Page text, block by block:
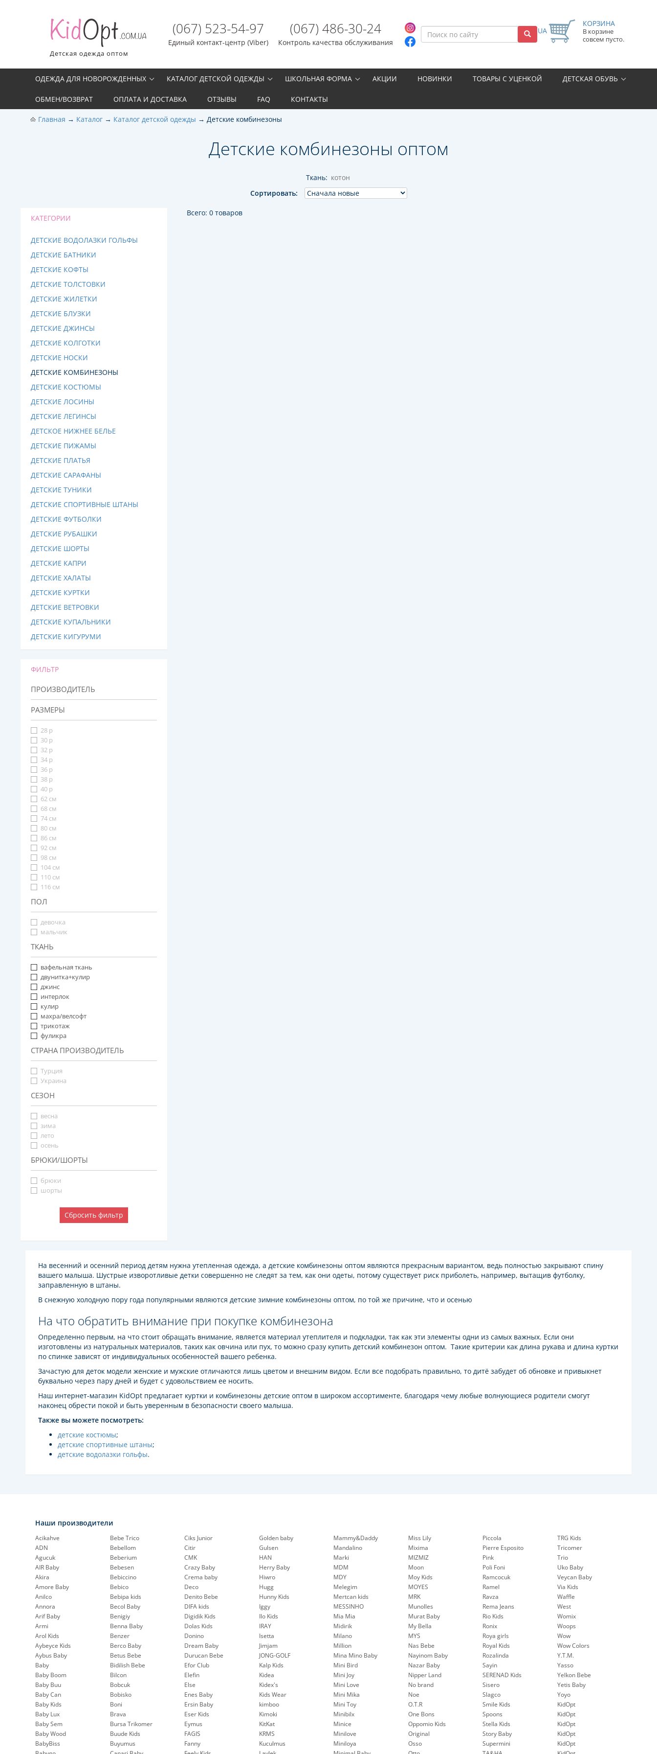
Детская одежда оптом
(067) 523-54-97
Единый контакт-центр (Viber)
(067) 486-30-24
Контроль качества обслуживания
UA
КОРЗИНА
В корзине
совсем пусто.
ОДЕЖДА ДЛЯ НОВОРОЖДЕННЫХ КАТАЛОГ ДЕТСКОЙ ОДЕЖДЫ ШКОЛЬНАЯ ФОРМА АКЦИИ НОВИНКИ ТОВАРЫ С УЦЕНКОЙ ДЕТСКАЯ ОБУВЬ
ОБМЕН/ВОЗВРАТ ОПЛАТА И ДОСТАВКА ОТЗЫВЫ FAQ КОНТАКТЫ
Главная Каталог Каталог детской одежды Детские комбинезоны
Детские комбинезоны оптом
Ткань: котон
Сортировать:
КАТЕГОРИИ
ДЕТСКИЕ ВОДОЛАЗКИ ГОЛЬФЫ
ДЕТСКИЕ БАТНИКИ
ДЕТСКИЕ КОФТЫ
ДЕТСКИЕ ТОЛСТОВКИ
ДЕТСКИЕ ЖИЛЕТКИ
ДЕТСКИЕ БЛУЗКИ
ДЕТСКИЕ ДЖИНСЫ
ДЕТСКИЕ КОЛГОТКИ
ДЕТСКИЕ НОСКИ
ДЕТСКИЕ КОМБИНЕЗОНЫ
ДЕТСКИЕ КОСТЮМЫ
ДЕТСКИЕ ЛОСИНЫ
ДЕТСКИЕ ЛЕГИНСЫ
ДЕТСКОЕ НИЖНЕЕ БЕЛЬЕ
ДЕТСКИЕ ПИЖАМЫ
ДЕТСКИЕ ПЛАТЬЯ
ДЕТСКИЕ САРАФАНЫ
ДЕТСКИЕ ТУНИКИ
ДЕТСКИЕ СПОРТИВНЫЕ ШТАНЫ
ДЕТСКИЕ ФУТБОЛКИ
ДЕТСКИЕ РУБАШКИ
ДЕТСКИЕ ШОРТЫ
ДЕТСКИЕ КАПРИ
ДЕТСКИЕ ХАЛАТЫ
ДЕТСКИЕ КУРТКИ
ДЕТСКИЕ ВЕТРОВКИ
ДЕТСКИЕ КУПАЛЬНИКИ
ДЕТСКИЕ КИГУРУМИ
ФИЛЬТР
ПРОИЗВОДИТЕЛЬ
РАЗМЕРЫ
28 р
30 р
32 р
34 р
36 р
38 р
40 р
62 см
68 см
74 см
80 см
86 см
92 см
98 см
104 см
110 см
116 см
ПОЛ
девочка
мальчик
ТКАНЬ
вафельная ткань
двунитка+кулир
джинс
интерлок
кулир
махра/велсофт
трикотаж
фуликра
СТРАНА ПРОИЗВОДИТЕЛЬ
Турция
Украина
СЕЗОН
весна
зима
лето
осень
БРЮКИ/ШОРТЫ
брюки
шорты
Сбросить фильтр
Всего: 0 товаров
На весенний и осенний период детям нужна утепленная одежда, а детские комбинезоны оптом являются прекрасным вариантом, ведь полностью закрывают спину
вашего малыша. Шустрые изворотливые детки совершенно не следят за тем, как они одеты, потому существует риск приболеть, например, вытащив футболку,
заправленную в штаны.
В снежную холодную пору года популярными являются детские зимние комбинезоны оптом, по той же причине, что и осенью
На что обратить внимание при покупке комбинезона
Определенно первым, на что стоит обращать внимание, является материал утеплителя и подкладки, так как эти элементы одни из самых важных. Если они
изготовлены из натуральных материалов, таких как овчина или пух, то можно сразу купить детский комбинезон оптом. Такие критерии как длина рукава и длина куртки
по спинке зависят от индивидуальных особенностей вашего ребенка.
Зачастую для деток модели женские и мужские отличаются лишь цветом и внешним видом. Если все подобрать правильно, то дитё забудет об обновке и привыкнет
буквально через пару дней и будет с удовольствием ее носить.
Наш интернет-магазин KidOpt предлагает куртки и комбинезоны детские оптом в широком ассортименте, благодаря чему любые волнующиеся родители смогут
наконец обрести покой и быть уверенным в безопасности своего малыша.
Также вы можете посмотреть:
детские костюмы;
детские спортивные штаны;
детские водолазки гольфы.
Наши производители
Acikahve
ADN
Agucuk
AIR Baby
Akira
Amore Baby
Anilco
Annora
Arif Baby
Armi
Arol Kids
Aybeyce Kids
Aybus Baby
Baby
Baby Boom
Baby Buu
Baby Can
Baby Kids
Baby Lux
Baby Sem
Baby Wood
BabyBiss
Bebe Trico
Bebellom
Beberium
Bebesen
Bebiccino
Bebico
Bebipa kids
Becol Baby
Benigiy
Benna Baby
Benzer
Berco Baby
Betus Bebe
Bidilish Bebe
Bilcon
Bobcuk
Bobisko
Boni
Brava
Bursa Trikomer
Buude Kids
Buyumus
Ciks Junior
Citir
CMK
Crazy Baby
Crema baby
Deco
Denito Bebe
DIFA kids
Digidik Kids
Dolas Kids
Donino
Dream Baby
Durucan Bebe
Efor Club
Elefin
Else
Enes Baby
Ersin Baby
Eser Kids
Eymus
FAGIS
Fanny
Golden baby
Gulsen
HAN
Herry Baby
Hiwro
Hugg
Hunny Kids
Iggy
Ilo Kids
IRAY
Isetta
Jimjam
JONG-GOLF
Kalp Kids
Kidea
Kidex's
Kids Wear
kimboo
Kimoki
KitKat
KRMS
Kuculmus
Mammy&Daddy
Mandalino
Marki
MDM
MDY
Melegim
Mertcan kids
MESSINHO
Mia Mia
Midirik
Milano
Million
Mina Mino Baby
Mini Bird
Mini Joy
Mini Love
Mini Mika
Mini Toy
Minibilx
Minice
Minilove
Miniloya
Miss Lily
Mixima
MIZMIZ
Moon
Moy Kids
MOYES
MRK
Munolles
Murat Baby
My Bella
MYS
Nas Bebe
Nayinom Baby
Nazar Baby
Nipper Land
No brand
Noe
O.T.R
One Bons
Oppomio Kids
Original
Osso
Piccola
Pierre Esposito
Pink
Poli Foni
Ramcocuk
Ramel
Ravza
Rema Jeans
Rio Kids
Ronix
Roya girls
Royal Kids
Rozalinda
Sayin
SERENAD Kids
Sisero
Slagco
Smile Kids
Spoons
Stella Kids
Story Baby
Supermini
TRG Kids
Tricomer
Trio
Uko Baby
Veycan Baby
Via Kids
Waffle
West
Womix
Woops
Wow
Wow Colors
Y.T.M.
Yasso
Yelkon Bebe
Yetis Baby
Yoyo
KidOpt
KidOpt
KidOpt
KidOpt
KidOpt